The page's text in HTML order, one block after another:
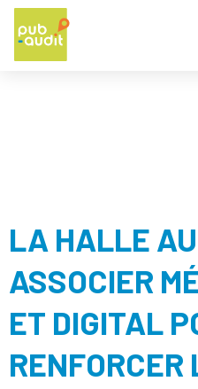
LA HALLE
ASSOCIER
ET DIGITAL
RENFORCER